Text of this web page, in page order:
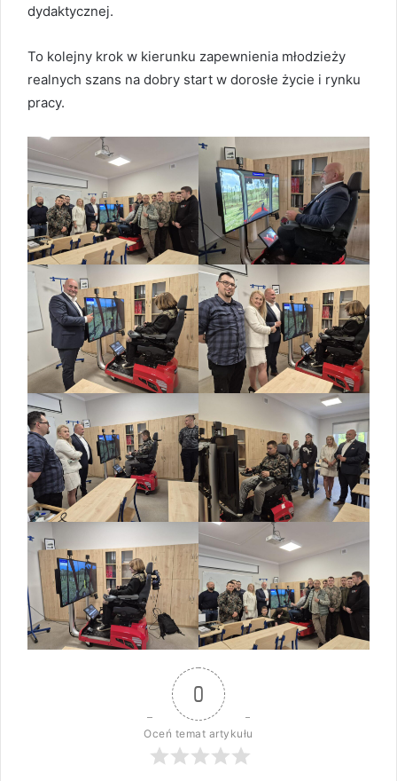
dydaktycznej.
To kolejny krok w kierunku zapewnienia młodzieży
realnych szans na dobry start w dorosłe życie i rynku
pracy.
0
Oceń temat artykułu